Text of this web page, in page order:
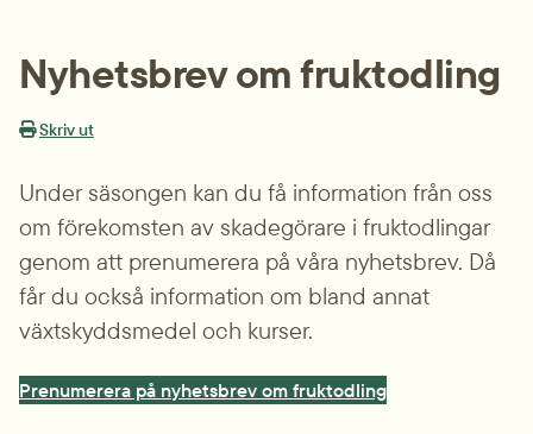
Nyhetsbrev om fruktodling
Skriv ut
Under säsongen kan du få information från oss
om förekomsten av skadegörare i fruktodlingar
genom att prenumerera på våra nyhetsbrev. Då
får du också information om bland annat
växtskyddsmedel och kurser.
Prenumerera på nyhetsbrev om fruktodling